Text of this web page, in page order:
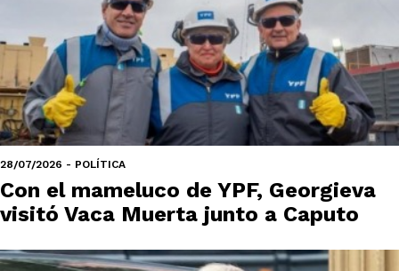
28/07/2026 - POLÍTICA
Con el mameluco de YPF, Georgieva
visitó Vaca Muerta junto a Caputo